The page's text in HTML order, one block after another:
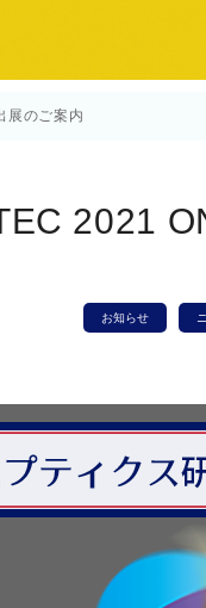
展のご案内
2021
お知らせ